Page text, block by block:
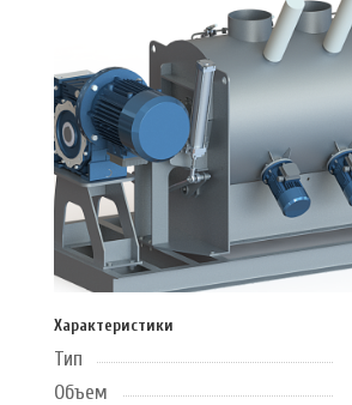
Характеристики
Тип
Объем